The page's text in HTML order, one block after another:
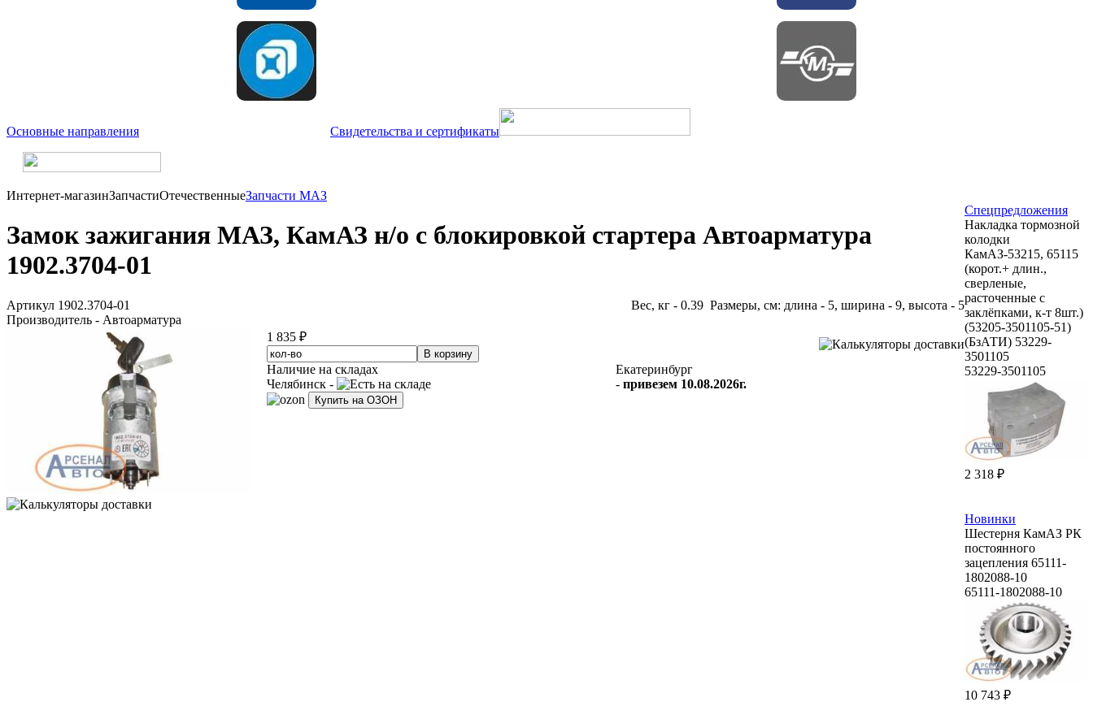
Основные направления Свидетельства и сертификаты
Интернет-магазинЗапчастиОтечественныеЗапчасти МАЗ
Замок зажигания МАЗ, КамАЗ н/о с блокировкой стартера Автоарматура
1902.3704-01
Артикул 1902.3704-01
Производитель - Автоарматура
Вес, кг - 0.39 Размеры, см: длина - 5, ширина - 9, высота - 5
1 835 ₽
Наличие на складах
Челябинск -
Екатеринбург
- привезем 10.08.2026г.
Купить на ОЗОН
Спецпредложения
Накладка тормозной
колодки
КамАЗ-53215, 65115
(корот.+ длин.,
сверленые,
расточенные с
заклёпками, к-т 8шт.)
(53205-3501105-51)
(БзАТИ) 53229-
3501105
53229-3501105
2 318 ₽
Новинки
Шестерня КамАЗ РК
постоянного
зацепления 65111-
1802088-10
65111-1802088-10
10 743 ₽